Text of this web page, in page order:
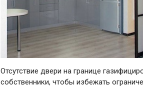
Отсутствие двери на границе
собственники, чтобы избежать